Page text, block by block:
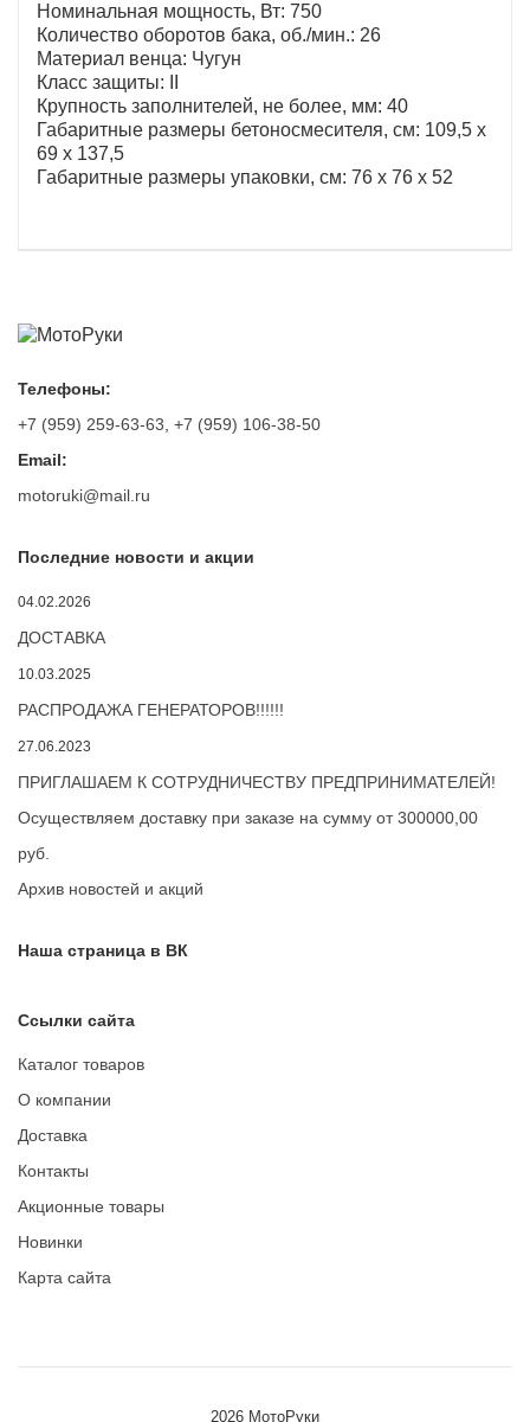
Номинальная мощность, Вт: 750
Количество оборотов бака, об./мин.: 26
Материал венца: Чугун
Класс защиты: II
Крупность заполнителей, не более, мм: 40
Габаритные размеры бетоносмесителя, см: 109,5 х
69 х 137,5
Габаритные размеры упаковки, см: 76 х 76 х 52
Телефоны:
+7 (959) 259-63-63 +7 (959) 106-38-50
Email:
motoruki@mail.ru
Последние новости и акции
04.02.2026
ДОСТАВКА
10.03.2025
РАСПРОДАЖА ГЕНЕРАТОРОВ!!!!!!
27.06.2023
ПРИГЛАШАЕМ К СОТРУДНИЧЕСТВУ ПРЕДПРИНИМАТЕЛЕЙ!
Осуществляем доставку при заказе на сумму от 300000,00
руб.
Архив новостей и акций
Наша страница в ВК
Ссылки сайта
Каталог товаров
О компании
Доставка
Контакты
Акционные товары
Новинки
Карта сайта
2026 МотоРуки